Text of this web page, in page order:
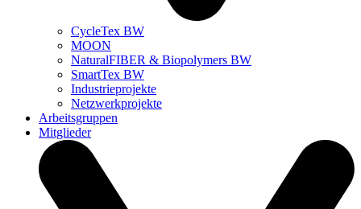
CycleTex BW
MOON
NaturalFIBER & Biopolymers BW
SmartTex BW
Industrieprojekte
Netzwerkprojekte
Arbeitsgruppen
Mitglieder